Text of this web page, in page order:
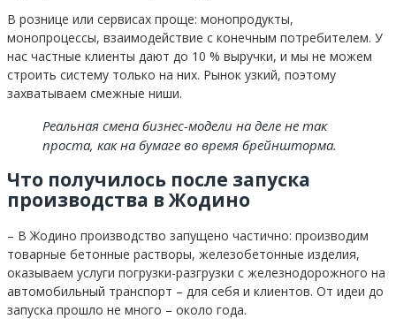
В рознице или сервисах проще: монопродукты,
монопроцессы, взаимодействие с конечным потребителем. У
нас частные клиенты дают до 10 % выручки, и мы не можем
строить систему только на них. Рынок узкий, поэтому
захватываем смежные ниши.
Реальная смена бизнес-модели на деле не так
проста, как на бумаге во время брейншторма.
Что получилось после запуска
производства в Жодино
– В Жодино производство запущено частично: производим
товарные бетонные растворы, железобетонные изделия,
оказываем услуги погрузки-разгрузки с железнодорожного на
автомобильный транспорт – для себя и клиентов. От идеи до
запуска прошло не много – около года.